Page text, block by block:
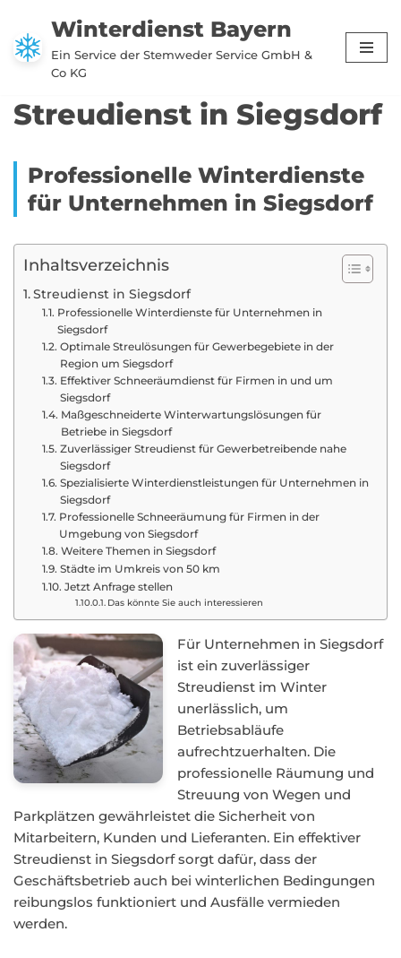
Zum
Inhalt
Winterdienst Bayern
Ein Service der Stemweder Service GmbH &
Co KG
Streudienst in Siegsdorf
Professionelle Winterdienste
für Unternehmen in Siegsdorf
Inhaltsverzeichnis
Streudienst in Siegsdorf
Professionelle Winterdienste für Unternehmen in
Siegsdorf
Optimale Streulösungen für Gewerbegebiete in der
Region um Siegsdorf
Effektiver Schneeräumdienst für Firmen in und um
Siegsdorf
Maßgeschneiderte Winterwartungslösungen für
Betriebe in Siegsdorf
Zuverlässiger Streudienst für Gewerbetreibende nahe
Siegsdorf
Spezialisierte Winterdienstleistungen für Unternehmen in
Siegsdorf
Professionelle Schneeräumung für Firmen in der
Umgebung von Siegsdorf
Weitere Themen in Siegsdorf
Städte im Umkreis von 50 km
Jetzt Anfrage stellen
Das könnte Sie auch interessieren
Für Unternehmen in Siegsdorf
ist ein zuverlässiger
Streudienst im Winter
unerlässlich, um
Betriebsabläufe
aufrechtzuerhalten. Die
professionelle Räumung und
Streuung von Wegen und
Parkplätzen gewährleistet die Sicherheit von
Mitarbeitern, Kunden und Lieferanten. Ein effektiver
Streudienst in Siegsdorf sorgt dafür, dass der
Geschäftsbetrieb auch bei winterlichen Bedingungen
reibungslos funktioniert und Ausfälle vermieden
werden.